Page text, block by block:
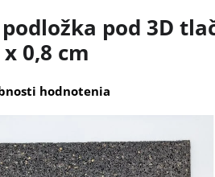
pod 3D
0,8 cm
hodnotenia